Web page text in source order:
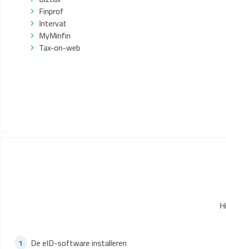
Finprof
Intervat
MyMinfin
Tax-on-web
De eID-software installeren